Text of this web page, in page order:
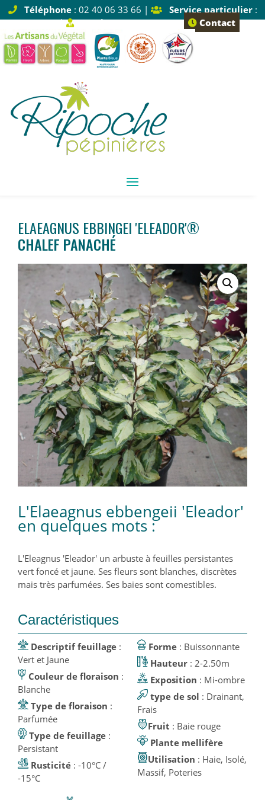
Téléphone: 02 40 06 33 66 | Service particulier:
Tapez 1 |
Service pro: Tapez 2 Contact
ELAEAGNUS EBBINGEI 'ELEADOR'®
CHALEF PANACHÉ
L'Elaeagnus ebbengeii 'Eleador'
en quelques mots :
L'Eleagnus 'Eleador' un arbuste à feuilles persistantes
vert foncé et jaune. Ses fleurs sont blanches, discrètes
mais très parfumées. Ses baies sont comestibles.
Caractéristiques
Descriptif feuillage :
Vert et Jaune
Couleur de floraison :
Blanche
Type de floraison :
Parfumée
Type de feuillage :
Persistant
Rusticité : -10°C /
-15°C
Forme
: Buissonnante
Hauteur: 2-2.50m
Exposition
: Mi-ombre
type de sol : Drainant,
Frais
Fruit
: Baie rouge
Plante mellifère
Utilisation : Haie, Isolé,
Massif, Poteries